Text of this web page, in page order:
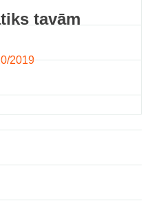
tavām
2019